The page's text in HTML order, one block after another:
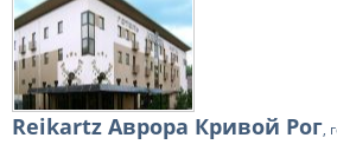
Reikartz Аврора Кривой Рог,